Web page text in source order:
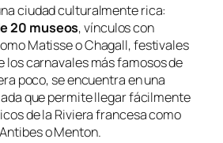
ciudad culturalmente rica:
20 museos, vínculos con
Matisse o Chagall, festivales
los carnavales más famosos de
poco, se encuentra en una
que permite llegar fácilmente
de la Riviera francesa como
o Menton.